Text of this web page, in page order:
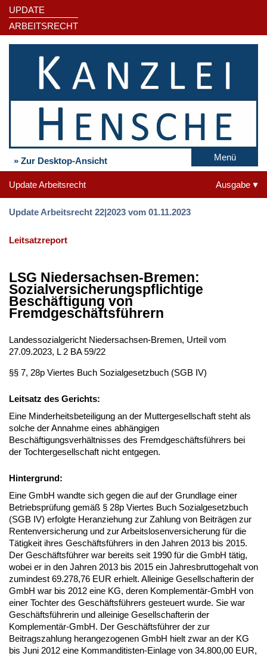
UPDATE
ARBEITSRECHT
» Zur Desktop-Ansicht Menü
Update Arbeitsrecht Ausgabe
Update Arbeitsrecht 22|2023 vom 01.11.2023
Leitsatzreport
LSG Niedersachsen-Bremen:
Sozialversicherungspflichtige
Beschäftigung von
Fremdgeschäftsführern
Landessozialgericht Niedersachsen-Bremen, Urteil vom
27.09.2023, L 2 BA 59/22
§§ 7, 28p Viertes Buch Sozialgesetzbuch (SGB IV)
Leitsatz des Gerichts:
Eine Minderheitsbeteiligung an der Muttergesellschaft steht als
solche der Annahme eines abhängigen
Beschäftigungsverhältnisses des Fremdgeschäftsführers bei
der Tochtergesellschaft nicht entgegen.
Hintergrund:
Eine GmbH wandte sich gegen die auf der Grundlage einer
Betriebsprüfung gemäß § 28p Viertes Buch Sozialgesetzbuch
(SGB IV) erfolgte Heranziehung zur Zahlung von Beiträgen zur
Rentenversicherung und zur Arbeitslosenversicherung für die
Tätigkeit ihres Geschäftsführers in den Jahren 2013 bis 2015.
Der Geschäftsführer war bereits seit 1990 für die GmbH tätig,
wobei er in den Jahren 2013 bis 2015 ein Jahresbruttogehalt von
zumindest 69.278,76 EUR erhielt. Alleinige Gesellschafterin der
GmbH war bis 2012 eine KG, deren Komplementär-GmbH von
einer Tochter des Geschäftsführers gesteuert wurde. Sie war
Geschäftsführerin und alleinige Gesellschafterin der
Komplementär-GmbH. Der Geschäftsführer der zur
Beitragszahlung herangezogenen GmbH hielt zwar an der KG
bis Juni 2012 eine Kommanditisten-Einlage von 34.800,00 EUR,